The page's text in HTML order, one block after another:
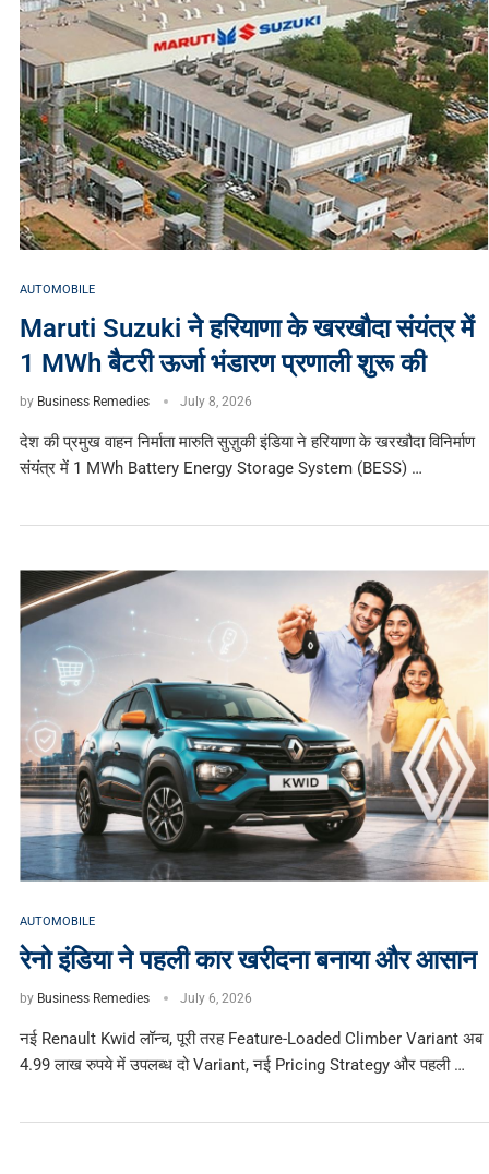
AUTOMOBILE
Maruti Suzuki ने हरियाणा के खरखौदा संयंत्र में
1 MWh बैटरी ऊर्जा भंडारण प्रणाली शुरू की
by Business Remedies July 8, 2026
देश की प्रमुख वाहन निर्माता मारुति सुज़ुकी इंडिया ने हरियाणा के खरखौदा विनिर्माण
संयंत्र में 1 MWh Battery Energy Storage System (BESS) …
AUTOMOBILE
रेनो इंडिया ने पहली कार खरीदना बनाया और आसान
by Business Remedies July 6, 2026
नई Renault Kwid लॉन्च, पूरी तरह Feature-Loaded Climber Variant अब
4.99 लाख रुपये में उपलब्ध दो Variant, नई Pricing Strategy और पहली …